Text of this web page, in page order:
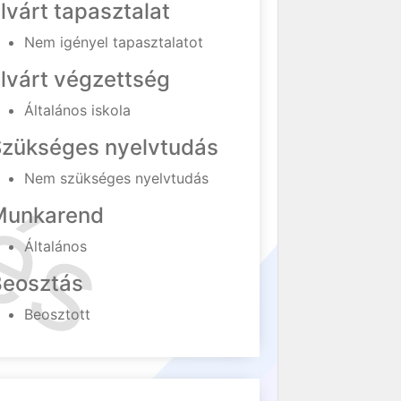
tapasztalat
Nem igényel tapasztalatot
végzettség
Általános iskola
nyelvtudás
Nem szükséges nyelvtudás
Általános
Beosztott